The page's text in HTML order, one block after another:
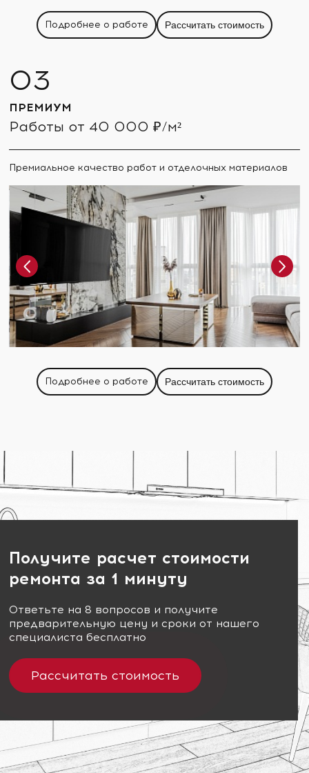
Подробнее о работе Рассчитать стоимость
ПРЕМИУМ
Работы от 40 000 ₽/м²
Премиальное качество работ и отделочных материалов
Подробнее о работе Рассчитать стоимость
Получите расчет стоимости
ремонта за 1 минуту
Ответьте на 8 вопросов и получите
предварительную цену и сроки от нашего
специалиста бесплатно
Рассчитать стоимость